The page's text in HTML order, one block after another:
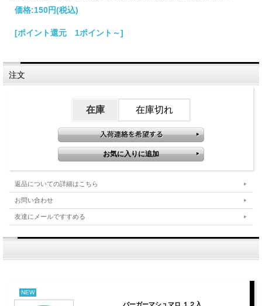
価格:150円(税込)
[ポイント還元 1ポイント～]
注文
在庫 在庫切れ
返品についての詳細はこちら
お問い合わせ
友達にメールですすめる
NEW
バーガーマシュマロ １２入